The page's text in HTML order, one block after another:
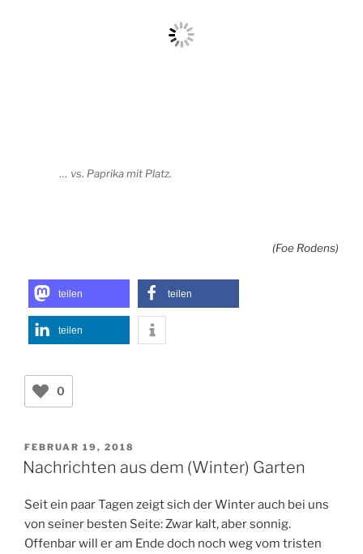
… vs. Paprika mit Platz.
(Foe Rodens)
teilen teilen
teilen
0
VERÖFFENTLICHT
AM
FEBRUAR 19, 2018
Nachrichten aus dem (Winter) Garten
Seit ein paar Tagen zeigt sich der Winter auch bei uns
von seiner besten Seite: Zwar kalt, aber sonnig.
Offenbar will er am Ende doch noch weg vom tristen